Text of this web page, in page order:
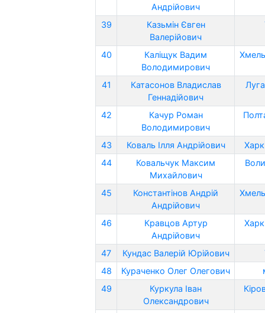
Андрійович
39
Казьмін Євген
Валерійович
40
Каліщук Вадим
Володимирович
41
Катасонов Владислав
Геннадійович
42
Качур Роман
Володимирович
43 Коваль Ілля Андрійович
44
Ковальчук Максим
Михайлович
45
Константінов Андрій
Андрійович
46
Кравцов Артур
Андрійович
47 Кундас Валерій Юрійович
48
Кураченко Олег Олегович
49
Куркула Іван
Олександрович